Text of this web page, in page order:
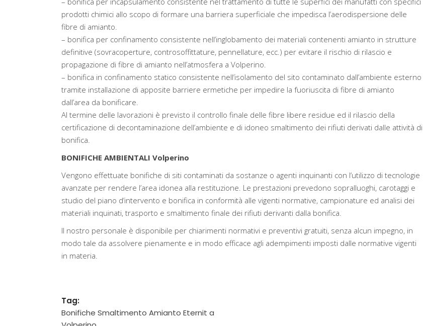
prodotti chimici allo scopo di formare una barriera superficiale che impedisca l’aerodispersione delle
fibre di amianto.
– bonifica per confinamento consistente nell’inglobamento dei materiali contenenti amianto in strutture
definitive (sovracoperture, controsoffittature, pennellature, ecc.) per evitare il rischio di rilascio e
propagazione di fibre di amianto nell’atmosfera a Volperino.
– bonifica in confinamento statico consistente nell’isolamento del sito contaminato dall’ambiente esterno
tramite installazione di apposite barriere ermetiche per impedire la fuoriuscita di fibre di amianto
dall’area da bonificare.
Al termine delle lavorazioni è previsto il controllo finale delle fibre libere residue ed il rilascio della
certificazione di decontaminazione dell’ambiente e di idoneo smaltimento dei rifiuti derivati dalle attività di
bonifica.
BONIFICHE AMBIENTALI Volperino
Vengono effettuate bonifiche di siti contaminati da sostanze o agenti inquinanti con l’utilizzo di tecnologie
avanzate per rendere l’area idonea alla restituzione. Le prestazioni prevedono sopralluoghi, carotaggi e
studio del piano d’intervento e bonifica in conformità alle vigenti normative, campionature ed analisi dei
materiali inquinati, trasporto e smaltimento finale dei rifiuti derivanti dalla bonifica.
Il nostro personale è disponibile per chiarimenti normativi e preventivi gratuiti, senza alcun impegno, in
modo tale da assolvere pienamente e in modo efficace agli adempimenti imposti dalle normative vigenti
in materia.
Tag:
Bonifiche Smaltimento Amianto Eternit a